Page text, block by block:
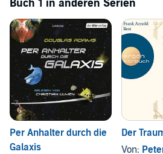
Buch 1 in anderen Serien
Per Anhalter durch die
Galaxis
Der
Von: